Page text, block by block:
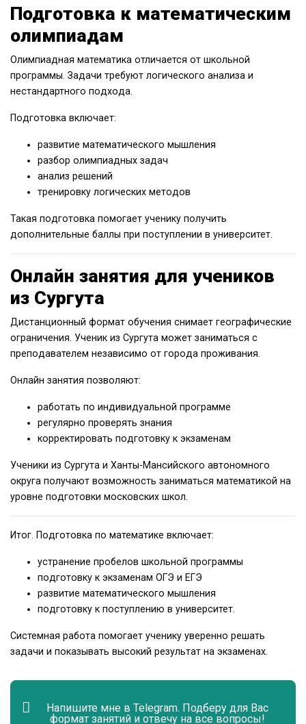
Подготовка к математическим
олимпиадам
Олимпиадная математика отличается от школьной
программы. Задачи требуют логического анализа и
нестандартного подхода.
Подготовка включает:
развитие математического мышления
разбор олимпиадных задач
анализ решений
тренировку логических методов
Такая подготовка помогает ученику получить
дополнительные баллы при поступлении в университет.
Онлайн занятия для учеников
из Сургута
Дистанционный формат обучения снимает географические
ограничения. Ученик из Сургута может заниматься с
преподавателем независимо от города проживания.
Онлайн занятия позволяют:
работать по индивидуальной программе
регулярно проверять знания
корректировать подготовку к экзаменам
Ученики из Сургута и Ханты-Мансийского автономного
округа получают возможность заниматься математикой на
уровне подготовки московских школ.
Итог. Подготовка по математике включает:
устранение пробелов школьной программы
подготовку к экзаменам ОГЭ и ЕГЭ
развитие математического мышления
подготовку к поступлению в университет.
Системная работа помогает ученику уверенно решать
задачи и показывать высокий результат на экзаменах.
Напишите мне в Telegram. Подберу для Вас
формат занятий и отвечу на все вопросы!